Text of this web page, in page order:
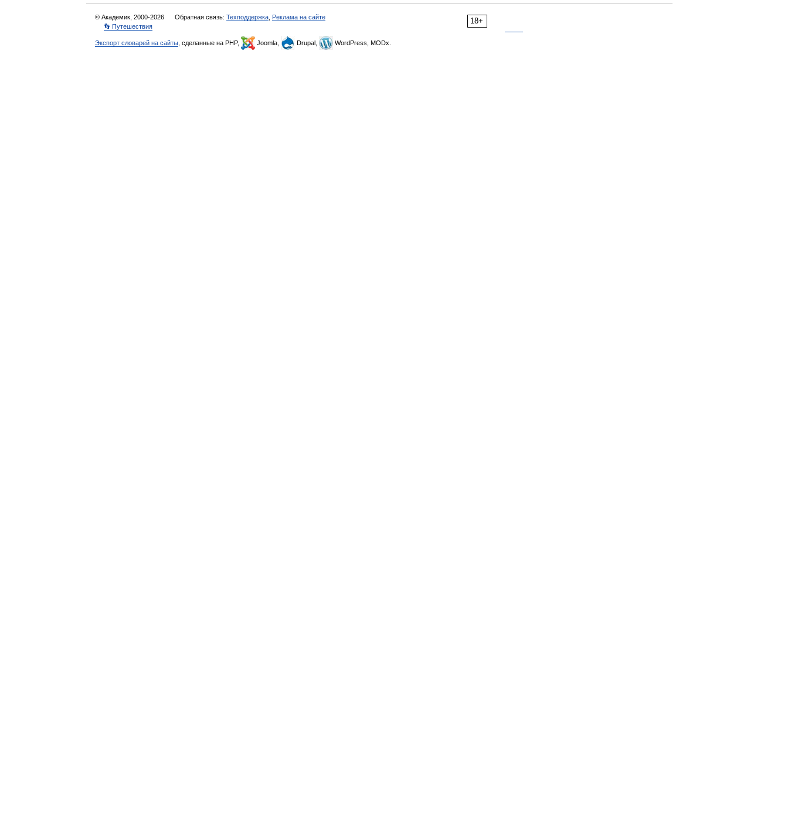
18+
© Академик, 2000-2026 Обратная связь: Техподдержка Реклама на сайте
👣 Путешествия
Экспорт словарей на сайты , сделанные на PHP, Joomla, Drupal, WordPress, MODx.